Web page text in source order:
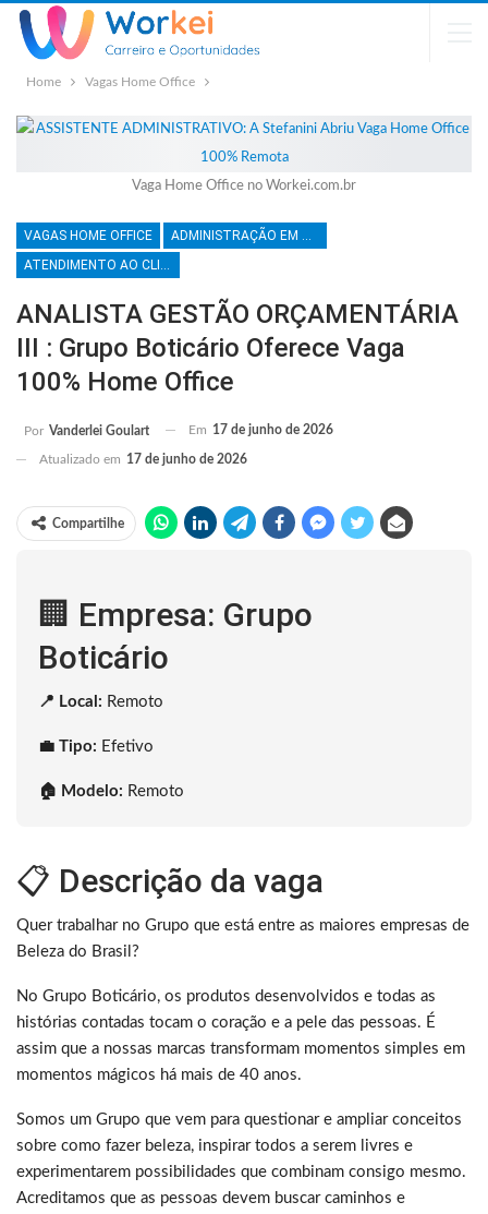
Home Vagas Home Office
Vaga Home Office no Workei.com.br
VAGAS HOME OFFICE
ADMINISTRAÇÃO EM GERAL
ATENDIMENTO AO CLIENTE
ANALISTA GESTÃO ORÇAMENTÁRIA
III : Grupo Boticário Oferece Vaga
100% Home Office
Por Vanderlei Goulart Em 17 de junho de 2026
Atualizado em 17 de junho de 2026
Compartilhe
🏢 Empresa: Grupo
Boticário
📍 Local: Remoto
💼 Tipo: Efetivo
🏠 Modelo: Remoto
📋 Descrição da vaga
Quer trabalhar no Grupo que está entre as maiores empresas de
Beleza do Brasil?
No Grupo Boticário, os produtos desenvolvidos e todas as
histórias contadas tocam o coração e a pele das pessoas. É
assim que a nossas marcas transformam momentos simples em
momentos mágicos há mais de 40 anos.
Somos um Grupo que vem para questionar e ampliar conceitos
sobre como fazer beleza, inspirar todos a serem livres e
experimentarem possibilidades que combinam consigo mesmo.
Acreditamos que as pessoas devem buscar caminhos e